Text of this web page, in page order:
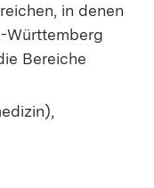
in denen
Württemberg
Bereiche